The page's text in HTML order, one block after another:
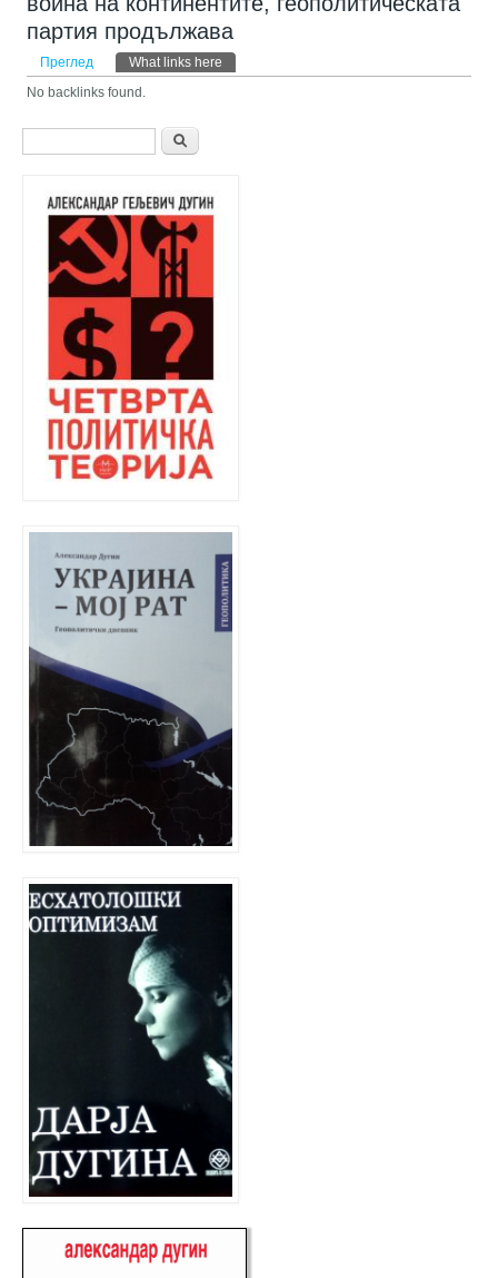
партия продължава
Примарни табови
Преглед What links here
No backlinks found.